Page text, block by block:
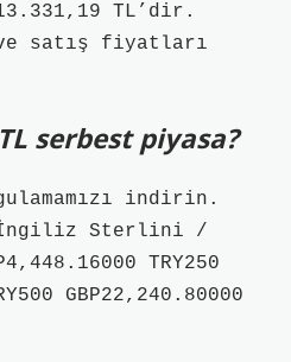
TL’dir.
ve satış fiyatları
serbest piyasa?
indirin.
İngiliz Sterlini /
TRY250
GBP22,240.80000